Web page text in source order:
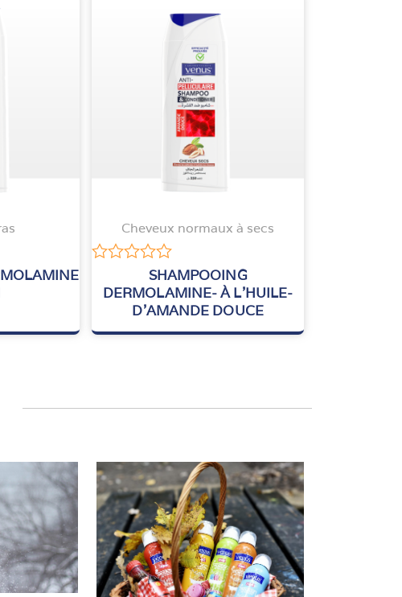
Cheveux normaux à secs
SHAMPOOING
DERMOLAMINE- À L’HUILE-
D’AMANDE DOUCE